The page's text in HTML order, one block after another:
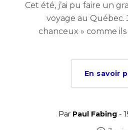
Cet été, j’ai pu faire un
voyage au Québec.
chanceux » comme
En savoir
Par Paul Fabing-